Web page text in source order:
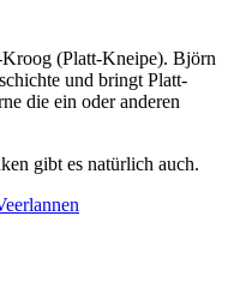
(Platt-Kneipe). Björn
und bringt Platt-
die ein oder anderen
gibt es natürlich auch.